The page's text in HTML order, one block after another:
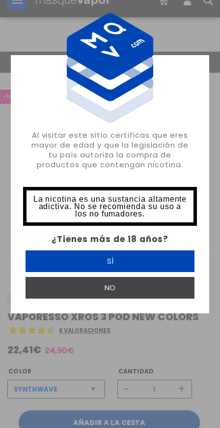
Al visitar este sitio certificas que eres
mayor de edad y que la legislación de
tu país autoriza la compra de
productos que contengan nicotina.
La nicotina es una sustancia altamente
adictiva. No se recomienda su uso a
los no fumadores.
¿Tienes más de 18 años?
SÍ
NO
Tu pedido puede ser enviado en 32m: 23s
-10%
VAPORESSO
VAPORESSO XROS 3 POD NEW COLORS
6 VALORACIONES
22,41€ 24,90€
COLOR CANTIDAD
- +
AÑADIR A LA CESTA